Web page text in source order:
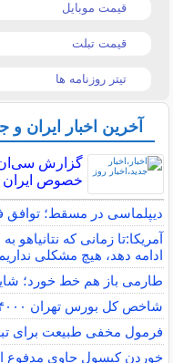
قیمت موبایل
قیمت تبلت
تیتر روزنامه ها
آخرین اخبار ایران و
گزارش
خصوص
دیپلماسی در مسقط؛
آمریکا:تا زمانی که
ادامه دهد، هیچ مشکلی
طارمی باز هم خط خورد؛
شاخص کل بورس تهران ۳۴۰۰۰ واحد رشد کرد
فرمول مخفی طبیعت برای
خوردن کپسول حاوی مدفوع